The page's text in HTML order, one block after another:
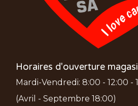
Horaires d'ouverture
Mardi-Vendredi: 8:00 - 12:00 -
(Avril - Septembre 18:00)